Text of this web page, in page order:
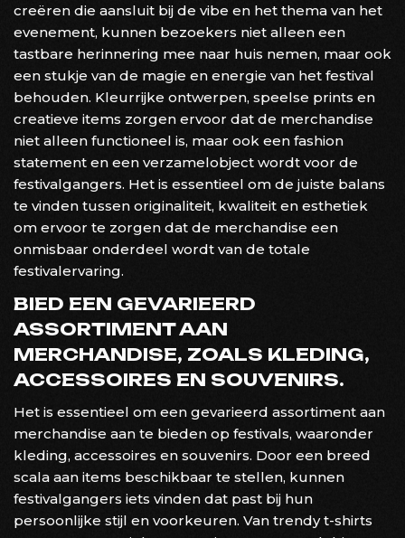
creëren die aansluit bij de vibe en het thema van het
evenement, kunnen bezoekers niet alleen een
tastbare herinnering mee naar huis nemen, maar ook
een stukje van de magie en energie van het festival
behouden. Kleurrijke ontwerpen, speelse prints en
creatieve items zorgen ervoor dat de merchandise
niet alleen functioneel is, maar ook een fashion
statement en een verzamelobject wordt voor de
festivalgangers. Het is essentieel om de juiste balans
te vinden tussen originaliteit, kwaliteit en esthetiek
om ervoor te zorgen dat de merchandise een
onmisbaar onderdeel wordt van de totale
festivalervaring.
BIED EEN GEVARIEERD
ASSORTIMENT AAN
MERCHANDISE, ZOALS KLEDING,
ACCESSOIRES EN SOUVENIRS.
Het is essentieel om een gevarieerd assortiment aan
merchandise aan te bieden op festivals, waaronder
kleding, accessoires en souvenirs. Door een breed
scala aan items beschikbaar te stellen, kunnen
festivalgangers iets vinden dat past bij hun
persoonlijke stijl en voorkeuren. Van trendy t-shirts